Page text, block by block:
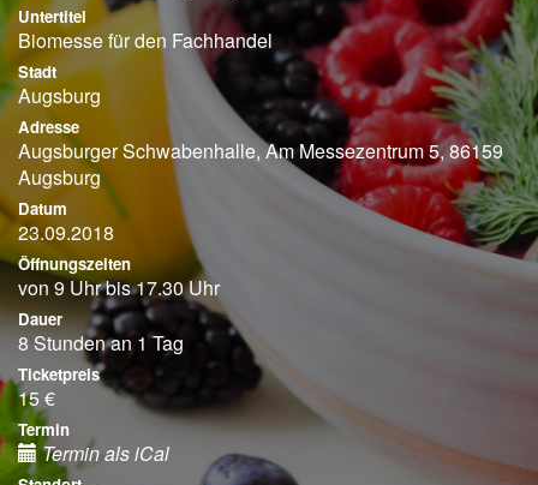
Untertitel
Biomesse für den Fachhandel
Stadt
Augsburg
Adresse
Augsburger Schwabenhalle, Am Messezentrum 5, 86159
Augsburg
Datum
23.09.2018
Öffnungszeiten
von 9 Uhr bis 17.30 Uhr
Dauer
8 Stunden an 1 Tag
Ticketpreis
15 €
Termin
Termin als iCal